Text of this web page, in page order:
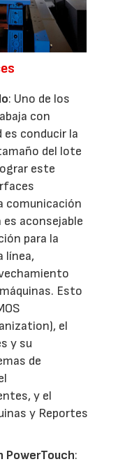
: Uno de los
con
es conducir la
del lote
este
comunicación
aconsejable
para la
línea,
Esto
el
y su
de
y el
y Reportes
PowerTouch: